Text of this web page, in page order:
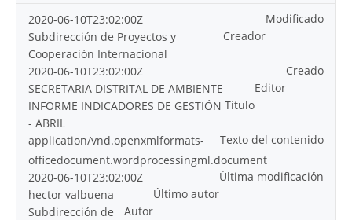
Modificado
2020-06-10T23:02:00Z
Creador
Subdirección de Proyectos y
Cooperación Internacional
Creado
2020-06-10T23:02:00Z
Editor
SECRETARIA DISTRITAL DE AMBIENTE
Título
INFORME INDICADORES DE GESTIÓN
- ABRIL
Texto del contenido
application/vnd.openxmlformats-
officedocument.wordprocessingml.document
Última modificación
2020-06-10T23:02:00Z
Último autor
hector valbuena
Autor
Subdirección de